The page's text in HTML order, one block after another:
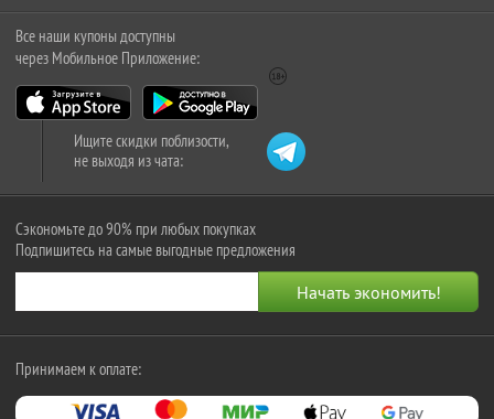
Все наши купоны доступны
через Мобильное Приложение:
Ищите скидки поблизости,
не выходя из чата:
Сэкономьте до 90% при любых покупках
Подпишитесь на самые выгодные предложения
Принимаем к оплате: